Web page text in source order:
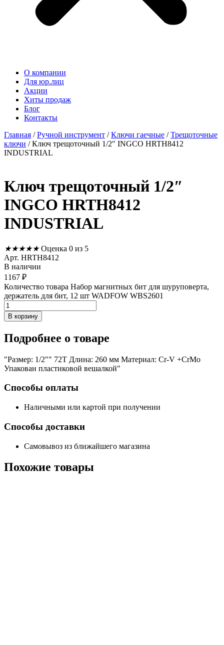
О компании
Для юр.лиц
Акции
Хиты продаж
Блог
Контакты
Главная /Ручной инструмент /Ключи гаечные /Трещоточные
ключи / Ключ трещоточный 1/2″ INGCO HRTH8412
INDUSTRIAL
Ключ трещоточный 1/2″
INGCO HRTH8412
INDUSTRIAL
★★★★★ Оценка 0 из 5
Арт. HRTH8412
В наличии
1167 ₽
Количество товара Набор магнитных бит для шуруповерта,
держатель для бит, 12 шт WADFOW WBS2601
В корзину
Подробнее о товаре
"Размер: 1/2"" 72T Длина: 260 мм Материал: Cr-V +CrMo
Упакован пластиковой вешалкой"
Способы оплаты
Наличными или картой при получении
Способы доставки
Самовывоз из ближайшего магазина
Похожие товары